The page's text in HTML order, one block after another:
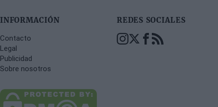
INFORMACIÓN
Contacto
Legal
Publicidad
Sobre nosotros
REDES SOCIALES